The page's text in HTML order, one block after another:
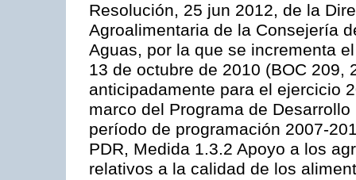
Resolución, 25 jun 2012, de la
Agroalimentaria de la Consejería
Aguas, por la que se incrementa
13 de octubre de 2010 (BOC 209,
anticipadamente para el ejercicio
marco del Programa de
período de programación 2007-
PDR, Medida 1.3.2 Apoyo a los
relativos a la calidad de los